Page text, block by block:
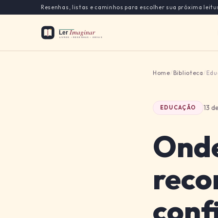
Resenhas, listas e caminhos para escolher sua próxima
Home/ Biblioteca /
EDUCAÇÃO 13